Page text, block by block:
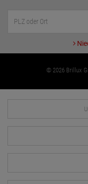
© 2026 Brillux